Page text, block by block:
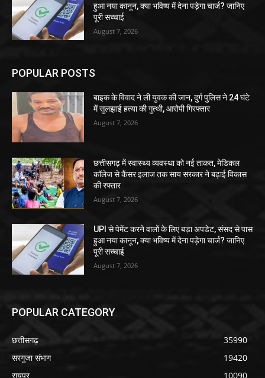
हुआ नया कानून, क्या भविष्य में देना पड़ेगा चार्ज? जानिए
पूरी सच्चाई
August 7, 2026
POPULAR POSTS
बाइक के विवाद ने ली युवक की जान, दुर्ग पुलिस ने 24 घंटे
में सुलझाई हत्या की गुत्थी, आरोपी गिरफ्तार
August 7, 2026
छत्तीसगढ़ में स्वास्थ्य व्यवस्था को नई ताकत, मेडिकल
कॉलेज से कैंसर इलाज तक साय सरकार ने बढ़ाई विकास
की रफ्तार
August 7, 2026
UPI से पेमेंट करने वालों के लिए बड़ा अपडेट, संसद से पास
हुआ नया कानून, क्या भविष्य में देना पड़ेगा चार्ज? जानिए
पूरी सच्चाई
August 7, 2026
POPULAR CATEGORY
छत्तीसगढ़
35990
सरगुजा संभाग
19420
रायपुर
10090